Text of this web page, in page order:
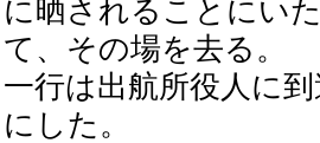
に晒されることにい
て、その場を去る。
一行は出航所役人に
にした。